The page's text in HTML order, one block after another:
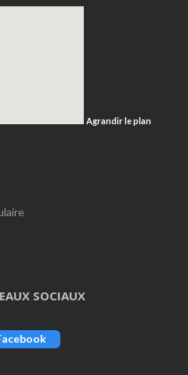
Agrandir le plan
SOCIAUX